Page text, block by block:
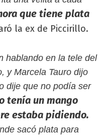
que tiene plata
la ex de Piccirillo.
hablando en la tele del
y Marcela Tauro dijo
dije que no podía ser
tenía un mango
estaba pidiendo.
sacó plata para